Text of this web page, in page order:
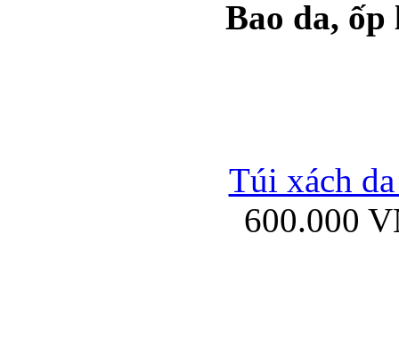
Ốp lưng silicon
Bao da,
Túi xách
600.000